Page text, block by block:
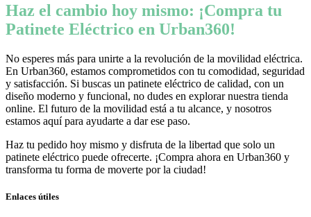
Haz el cambio hoy mismo: ¡Compra tu
Patinete Eléctrico en Urban360!
No esperes más para unirte a la revolución de la movilidad eléctrica.
En Urban360, estamos comprometidos con tu comodidad, seguridad
y satisfacción. Si buscas un patinete eléctrico de calidad, con un
diseño moderno y funcional, no dudes en explorar nuestra tienda
online. El futuro de la movilidad está a tu alcance, y nosotros
estamos aquí para ayudarte a dar ese paso.
Haz tu pedido hoy mismo y disfruta de la libertad que solo un
patinete eléctrico puede ofrecerte. ¡Compra ahora en Urban360 y
transforma tu forma de moverte por la ciudad!
Enlaces útiles